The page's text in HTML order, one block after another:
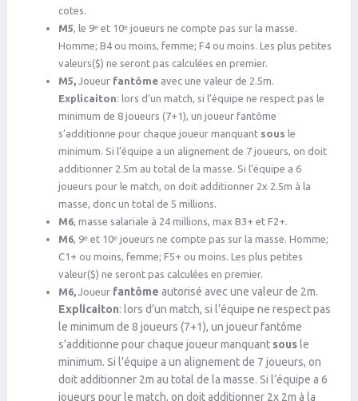
cotes.
M5, le 9ᵉ et 10ᵉ joueurs ne compte pas sur la masse.
Homme; B4 ou moins, femme; F4 ou moins. Les plus petites
valeurs($) ne seront pas calculées en premier.
M5, Joueur fantôme avec une valeur de 2.5m.
Explicaiton: lors d’un match, si l’équipe ne respect pas le
minimum de 8 joueurs (7+1), un joueur fantôme
s’additionne pour chaque joueur manquant sous le
minimum. Si l’équipe a un alignement de 7 joueurs, on doit
additionner 2.5m au total de la masse. Si l’équipe a 6
joueurs pour le match, on doit additionner 2x 2.5m à la
masse, donc un total de 5 millions.
M6, masse salariale à 24 millions, max B3+ et F2+.
M6, 9ᵉ et 10ᵉ joueurs ne compte pas sur la masse. Homme;
C1+ ou moins, femme; F5+ ou moins. Les plus petites
valeur($) ne seront pas calculées en premier.
M6, Joueur fantôme autorisé avec une valeur de 2m.
Explicaiton: lors d’un match, si l’équipe ne respect pas
le minimum de 8 joueurs (7+1), un joueur fantôme
s’additionne pour chaque joueur manquant sous le
minimum. Si l’équipe a un alignement de 7 joueurs, on
doit additionner 2m au total de la masse. Si l’équipe a 6
joueurs pour le match, on doit additionner 2x 2m à la